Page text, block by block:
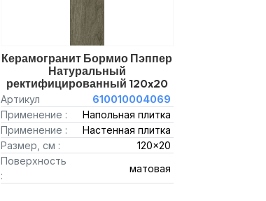
Керамогранит Бормио Пэппер
Натуральный
ректифицированный 120x20
Артикул
610010004069
Применение :
Напольная плитка
Применение :
Настенная плитка
Размер, см :
120x20
Поверхность
:
матовая